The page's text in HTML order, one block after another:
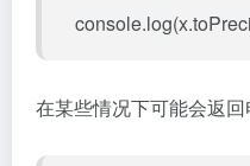
在某些情况下可能会返回